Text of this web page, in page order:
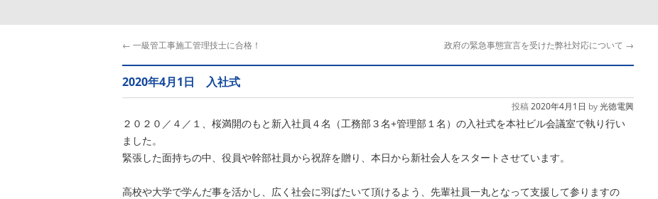
← 一級管工事施工管理技士に合格！ 政府の緊急事態宣言を受けた弊社対応について →
2020年4月1日 入社式
投稿 2020年4月1日 by光徳電興
２０２０／４／１、桜満開のもと新入社員４名（工務部３名+管理部１名）の入社式を本社ビル会議室で執り行い
ました。
緊張した面持ちの中、役員や幹部社員から祝辞を贈り、本日から新社会人をスタートさせています。
高校や大学で学んだ事を活かし、広く社会に羽ばたいて頂けるよう、先輩社員一丸となって支援して参りますの